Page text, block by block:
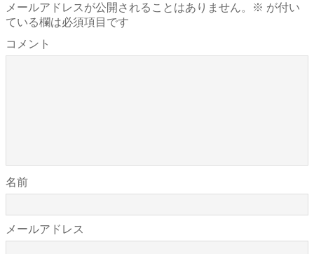
メールアドレスが公開されることはありません。 ※ が付い
ている欄は必須項目です
コメント
名前
メールアドレス